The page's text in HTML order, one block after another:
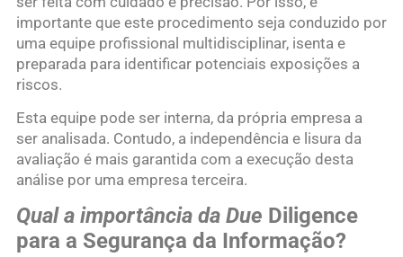
importante que este procedimento seja conduzido por
uma equipe profissional multidisciplinar, isenta e
preparada para identificar potenciais exposições a
riscos.
Esta equipe pode ser interna, da própria empresa a
ser analisada. Contudo, a independência e lisura da
avaliação é mais garantida com a execução desta
análise por uma empresa terceira.
Qual a importância da Due Diligence
para a Segurança da Informação?